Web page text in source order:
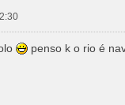
penso k o rio é